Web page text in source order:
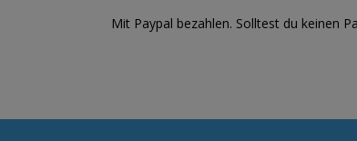
Mit Paypal bezahlen. Solltest du keinen